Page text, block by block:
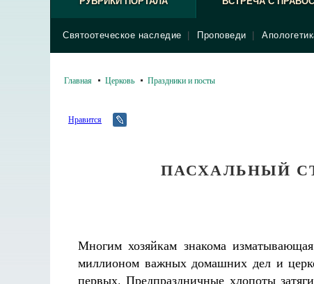
Святоотеческое наследие Проповеди
Главная Церковь Праздники и посты
Нравится
ПАСХАЛЬНЫЙ
Многим хозяйкам знакома
миллионом важных домашних дел и
первых. Предпраздничные хлопоты